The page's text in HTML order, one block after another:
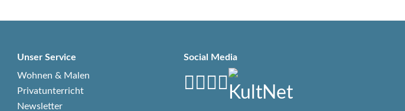
Unser Service
Wohnen & Malen
Privatunterricht
Newsletter
Social Media